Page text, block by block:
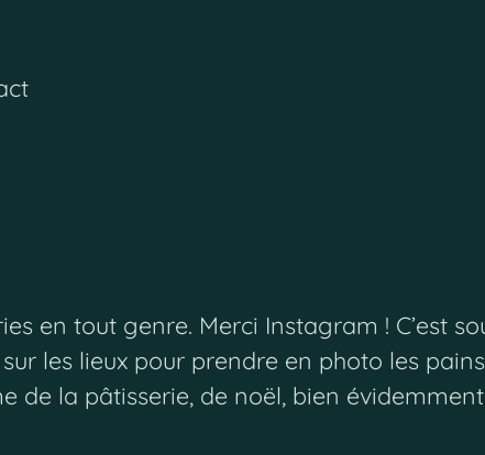
en tout genre. Merci Instagram ! C’est
les lieux pour prendre en photo les
de la pâtisserie, de noël, bien